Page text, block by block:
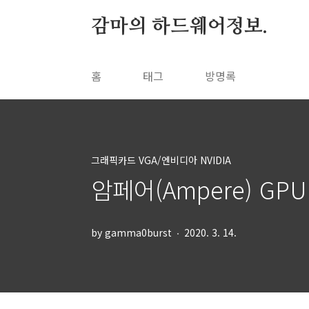
감마의 하드웨어정보.
홈 태그 방명록
그래픽카드 VGA/엔비디아 NVIDIA
암페어(Ampere)
by gamma0burst 2020. 3. 14.